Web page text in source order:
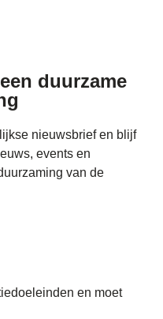
een duurzame
nieuwsbrief en blijf
events en
van de
en moet